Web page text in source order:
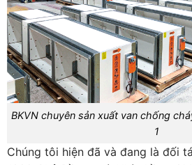
BKVN chuyên sản xuất van chống
1
Chúng tôi hiện đã và đang là đối